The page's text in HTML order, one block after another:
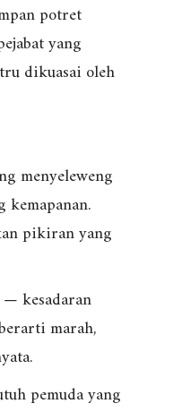
potret
yang
dikuasai oleh
menyeleweng
pikiran yang
— kesadaran
marah,
pemuda yang